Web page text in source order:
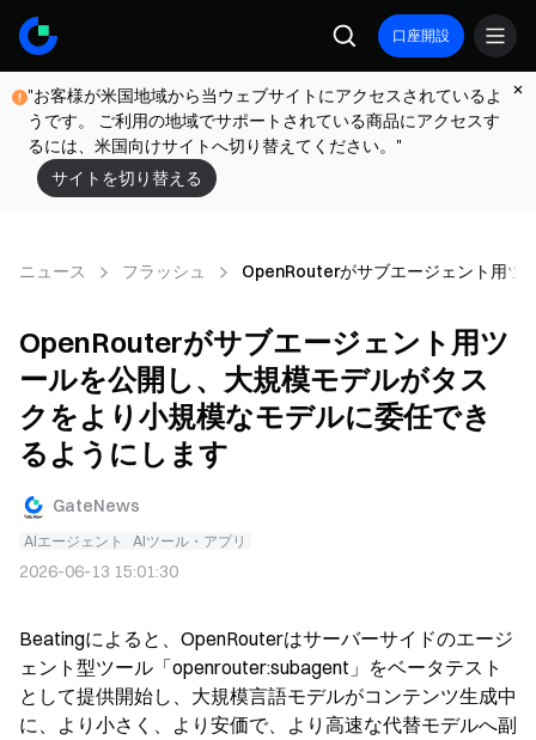
口座開設
"お客様が米国地域から当ウェブサイトにアクセスされているよ
うです。 ご利用の地域でサポートされている商品にアクセスす
るには、米国向けサイトへ切り替えてください。"
サイトを切り替える
ニュース フラッシュ OpenRouterがサブエージェント用ツ
OpenRouterがサブエージェント用ツ
ールを公開し、大規模モデルがタス
クをより小規模なモデルに委任でき
るようにします
GateNews
AIエージェント AIツール・アプリ
2026-06-13 15:01:30
Beatingによると、OpenRouterはサーバーサイドのエージ
ェント型ツール「openrouter:subagent」をベータテスト
として提供開始し、大規模言語モデルがコンテンツ生成中
に、より小さく、より安価で、より高速な代替モデルへ副